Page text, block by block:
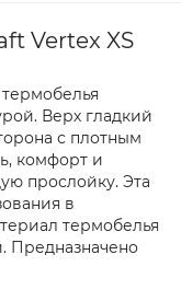
Vertex XS
Верх гладкий
с плотным
комфорт и
прослойку. Эта
в
термобелья
Предназначено